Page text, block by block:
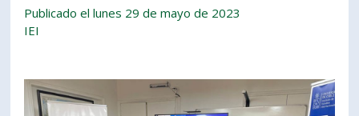
Publicado el lunes 29 de mayo de 2023
IEI